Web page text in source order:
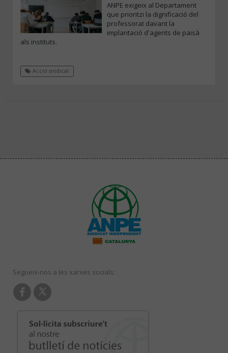
ANPE exigeix al Departament
que prioritzi la dignificació del
professorat davant la
implantació d'agents de paisà
als instituts.
Acció sindical
Segueix-nos a les xarxes socials: